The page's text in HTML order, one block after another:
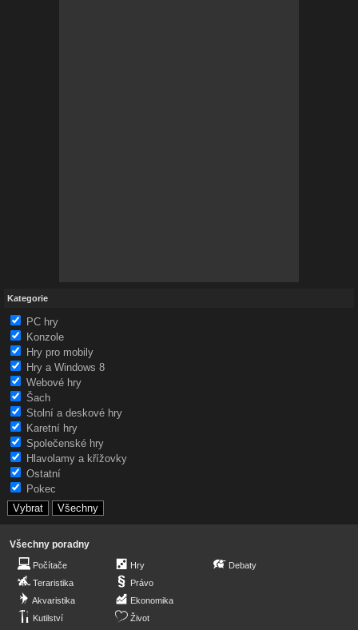
Kategorie
PC hry
Konzole
Hry pro mobily
Hry a Windows 8
Webové hry
Šach
Stolní a deskové hry
Karetní hry
Společenské hry
Hlavolamy a křížovky
Ostatní
Pokec
Všechny poradny
Počítače
Teraristika
Akvaristika
Kutilství
Hry
Právo
Ekonomika
Život
Debaty